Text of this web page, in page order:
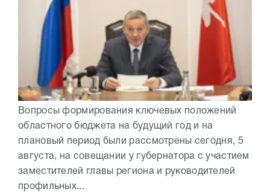
Вопросы формирования ключевых положений
областного бюджета на будущий год и на
плановый период были рассмотрены сегодня, 5
августа, на совещании у губернатора с участием
заместителей главы региона и руководителей
профильных...